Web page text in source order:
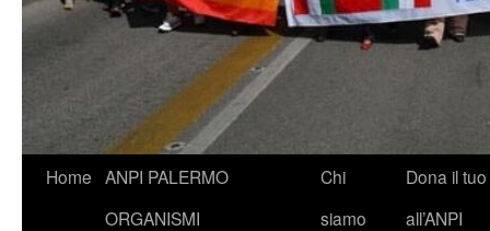
VaiHome ANPI PALERMO
ORGANISMI
Chi
siamo
Dona il
all’ANPI